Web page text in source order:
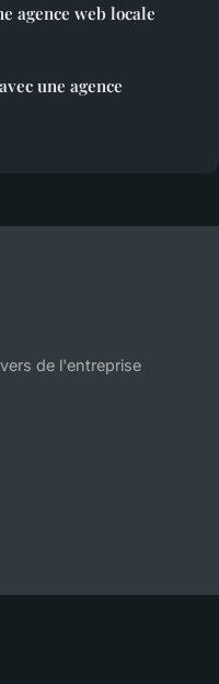
agence web locale
une agence
de l'entreprise